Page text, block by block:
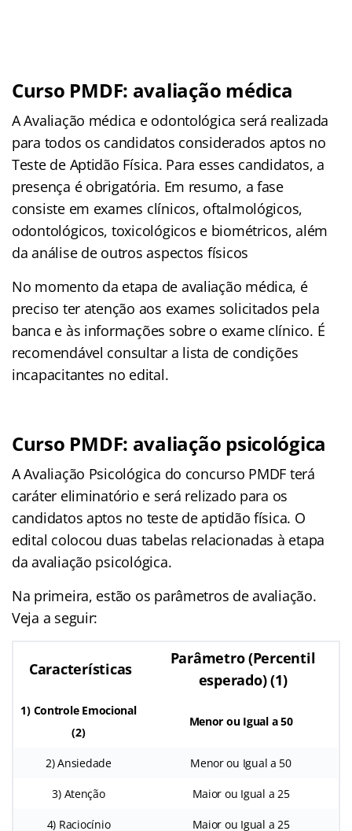
Curso PMDF: avaliação médica
A Avaliação médica e odontológica será realizada
para todos os candidatos considerados aptos no
Teste de Aptidão Física. Para esses candidatos, a
presença é obrigatória. Em resumo, a fase
consiste em exames clínicos, oftalmológicos,
odontológicos, toxicológicos e biométricos, além
da análise de outros aspectos físicos
No momento da etapa de avaliação médica, é
preciso ter atenção aos exames solicitados pela
banca e às informações sobre o exame clínico. É
recomendável consultar a lista de condições
incapacitantes no edital.
Curso PMDF: avaliação psicológica
A Avaliação Psicológica do concurso PMDF terá
caráter eliminatório e será relizado para os
candidatos aptos no teste de aptidão física. O
edital colocou duas tabelas relacionadas à etapa
da avaliação psicológica.
Na primeira, estão os parâmetros de avaliação.
Veja a seguir:
Características
Parâmetro (Percentil
esperado) (1)
1) Controle Emocional
(2)
Menor ou Igual a 50
2) Ansiedade Menor ou Igual a 50
3) Atenção Maior ou Igual a 25
4) Raciocínio Maior ou Igual a 25